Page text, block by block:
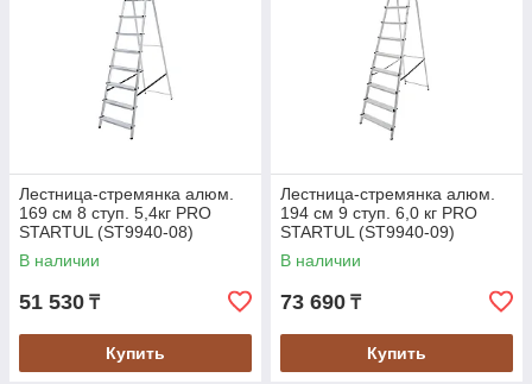
Лестница-стремянка алюм.
169 см 8 ступ. 5,4кг PRO
STARTUL (ST9940-08)
В наличии
51 530 ₸
Купить
Лестница-стремянка алюм.
194 см 9 ступ. 6,0 кг PRO
STARTUL (ST9940-09)
В наличии
73 690 ₸
Купить